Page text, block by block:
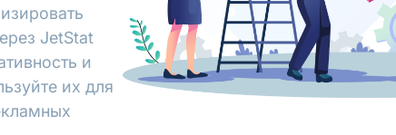
JetStat
и
их для